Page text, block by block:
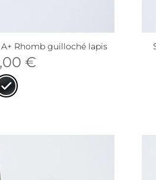
Rhomb guilloché lapis
€